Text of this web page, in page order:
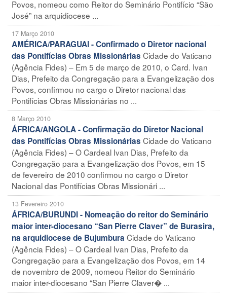
Povos, nomeou como Reitor do Seminário Pontifício “São
José” na arquidiocese ...
17 Março 2010
AMÉRICA/PARAGUAI - Confirmado o Diretor nacional
das Pontifícias Obras Missionárias Cidade do Vaticano
(Agência Fides) – Em 5 de março de 2010, o Card. Ivan
Dias, Prefeito da Congregação para a Evangelização dos
Povos, confirmou no cargo o Diretor nacional das
Pontifícias Obras Missionárias no ...
8 Março 2010
ÁFRICA/ANGOLA - Confirmação do Diretor Nacional
das Pontifícias Obras Missionárias Cidade do Vaticano
(Agência Fides) – O Cardeal Ivan Dias, Prefeito da
Congregação para a Evangelização dos Povos, em 15
de fevereiro de 2010 confirmou no cargo o Diretor
Nacional das Pontifícias Obras Missionári ...
13 Fevereiro 2010
ÁFRICA/BURUNDI - Nomeação do reitor do Seminário
maior inter-diocesano “San Pierre Claver” de Burasira,
na arquidiocese de Bujumbura Cidade do Vaticano
(Agência Fides) – O Cardeal Ivan Dias, Prefeito da
Congregação para a Evangelização dos Povos, em 14
de novembro de 2009, nomeou Reitor do Seminário
maior inter-diocesano “San Pierre Claver� ...